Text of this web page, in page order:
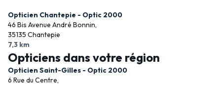
Opticien Chantepie - Optic 2000
46 Bis Avenue André Bonnin,
35135 Chantepie
7,3 km
Opticiens dans votre région
Opticien Saint-Gilles - Optic 2000
6 Rue du Centre,